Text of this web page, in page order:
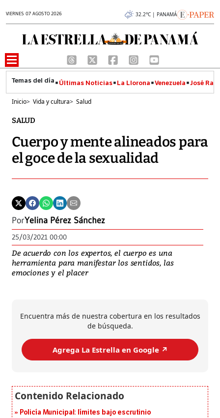
VIERNES 07 AGOSTO 2026 32.2°C | PANAMÁ
Últimas Noticias La Llorona Venezuela José
Inicio> Vida y cultura> Salud
SALUD
Cuerpo y mente alineados para
el goce de la sexualidad
PorYelina Pérez Sánchez
25/03/2021 00:00
De acuerdo con los expertos, el cuerpo es una
herramienta para manifestar los sentidos, las
emociones y el placer
Encuentra más de nuestra cobertura en los resultados
de búsqueda.
Agrega La Estrella en Google ↗️
Policía Municipal: límites bajo escrutinio